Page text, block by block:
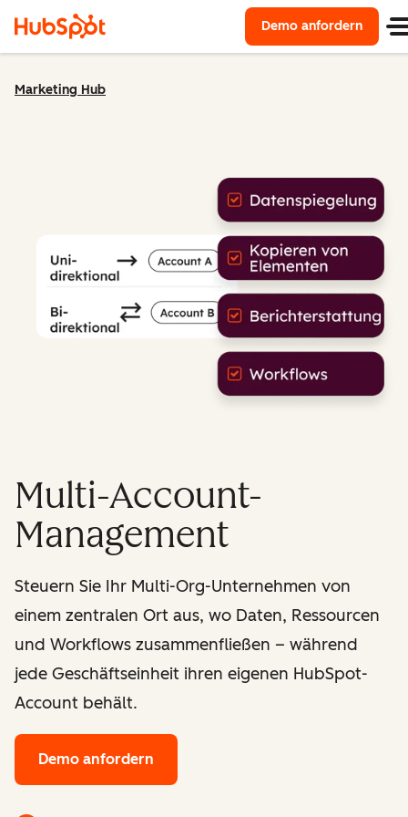
Demo anfordern
Marketing Hub
Multi-Account-
Management
Steuern Sie Ihr Multi-Org-Unternehmen von
einem zentralen Ort aus, wo Daten, Ressourcen
und Workflows zusammenfließen – während
jede Geschäftseinheit ihren eigenen HubSpot-
Account behält.
Demo anfordern